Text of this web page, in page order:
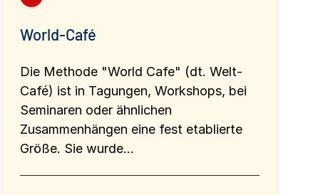
World-Café
Die Methode "World Cafe" (dt. Welt-
Café) ist in Tagungen, Workshops, bei
Seminaren oder ähnlichen
Zusammenhängen eine fest etablierte
Größe. Sie wurde…